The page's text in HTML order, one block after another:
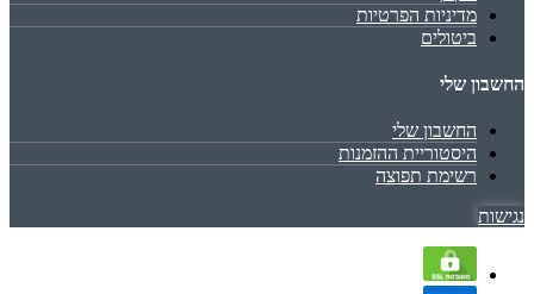
מדיניות הפרטיות
ביטולים
החשבון שלי
החשבון שלי
היסטוריית ההזמנות
רשימת תפוצה
נגישות